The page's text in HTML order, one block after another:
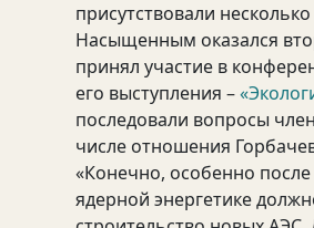
присутствовали
Насыщенным оказался
принял участие в
его выступления –
последовали вопросы
числе отношения
«Конечно, особенно
ядерной энергетике